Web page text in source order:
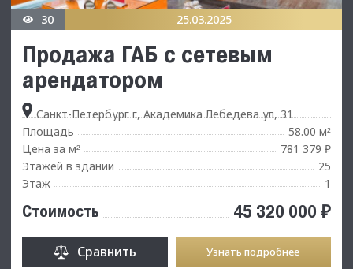
30 25.03.2025
Продажа ГАБ с сетевым
арендатором
Санкт-Петербург г, Академика Лебедева ул, 31
Площадь
58.00 м²
Цена за м²
781 379 ₽
Этажей в здании
25
Этаж
1
Стоимость 45 320 000 ₽
Сравнить Узнать подробнее